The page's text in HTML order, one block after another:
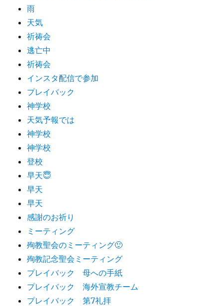
雨
天気
祈祷会
逃亡中
祈祷会
インスタ配信で参加
プレイバック
神学校
天気予報では
神学校
神学校
登校
早天😇
早天
早天
感謝のお祈り
ミーティング
殉教聖会のミーティング🙂
殉教記念聖会ミーティング
プレイバック 母への手紙
プレイバック 海外宣教チーム
プレイバック 第7礼拝